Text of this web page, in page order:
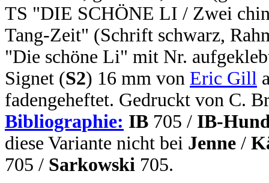
TS "DIE SCHÖNE LI / Zwei
Tang-Zeit" (Schrift schwarz,
"Die schöne Li" mit Nr.
Signet (S2) 16 mm von Eric Gill
fadengeheftet. Gedruckt von C.
Bibliographie: IB 705 / IB-
diese Variante nicht bei Jenne /
705 / Sarkowski 705.